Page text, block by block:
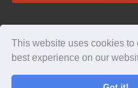
This website uses cookies to
best experience on our
©2025 DST